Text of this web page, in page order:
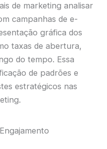
de marketing analisar
campanhas de e-
gráfica dos
taxas de abertura,
do tempo. Essa
de padrões e
estratégicos nas